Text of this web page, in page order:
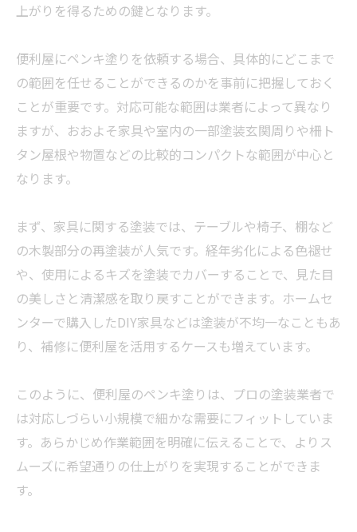
上がりを得るための鍵となります。
便利屋にペンキ塗りを依頼する場合、具体的にどこまで
の範囲を任せることができるのかを事前に把握しておく
ことが重要です。対応可能な範囲は業者によって異なり
ますが、おおよそ家具や室内の一部塗装玄関周りや柵ト
タン屋根や物置などの比較的コンパクトな範囲が中心と
なります。
まず、家具に関する塗装では、テーブルや椅子、棚など
の木製部分の再塗装が人気です。経年劣化による色褪せ
や、使用によるキズを塗装でカバーすることで、見た目
の美しさと清潔感を取り戻すことができます。ホームセ
ンターで購入したDIY家具などは塗装が不均一なこともあ
り、補修に便利屋を活用するケースも増えています。
このように、便利屋のペンキ塗りは、プロの塗装業者で
は対応しづらい小規模で細かな需要にフィットしていま
す。あらかじめ作業範囲を明確に伝えることで、よりス
ムーズに希望通りの仕上がりを実現することができま
す。